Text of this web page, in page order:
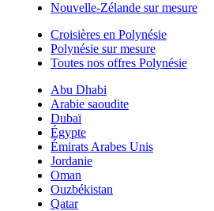
Nouvelle-Zélande sur mesure
Croisières en Polynésie
Polynésie sur mesure
Toutes nos offres Polynésie
Abu Dhabi
Arabie saoudite
Dubaï
Égypte
Émirats Arabes Unis
Jordanie
Oman
Ouzbékistan
Qatar